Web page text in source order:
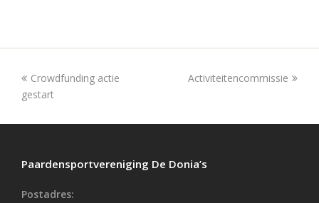
Crowdfunding actie
gestart
Activiteitencommissie
Paardensportvereniging De Donia’s
Postadres: